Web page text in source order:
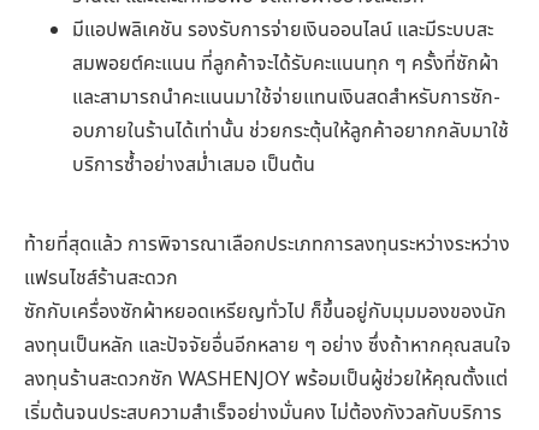
มีแอปพลิเคชัน รองรับการจ่ายเงินออนไลน์ และมีระบบสะ
สมพอยต์คะแนน ที่ลูกค้าจะได้รับคะแนนทุก ๆ ครั้งที่ซักผ้า
และสามารถนำคะแนนมาใช้จ่ายแทนเงินสดสำหรับการซัก-
อบภายในร้านได้เท่านั้น ช่วยกระตุ้นให้ลูกค้าอยากกลับมาใช้
บริการซ้ำอย่างสม่ำเสมอ เป็นต้น
ท้ายที่สุดแล้ว การพิจารณาเลือกประเภทการลงทุนระหว่างระหว่าง
แฟรนไชส์ร้านสะดวก
ซักกับเครื่องซักผ้าหยอดเหรียญทั่วไป ก็ขึ้นอยู่กับมุมมองของนัก
ลงทุนเป็นหลัก และปัจจัยอื่นอีกหลาย ๆ อย่าง ซึ่งถ้าหากคุณสนใจ
ลงทุนร้านสะดวกซัก WASHENJOY พร้อมเป็นผู้ช่วยให้คุณตั้งแต่
เริ่มต้นจนประสบความสำเร็จอย่างมั่นคง ไม่ต้องกังวลกับบริการ